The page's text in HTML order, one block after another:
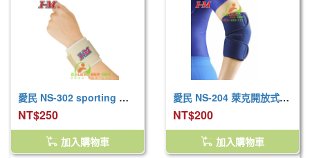
愛民 NS-302 sporting 開放式護腕
NT$250
加入購物車
愛民 NS-204 萊克開放式護肘(未滅菌)
NT$200
加入購物車